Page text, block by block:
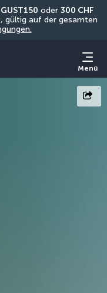
oder 300 CHF
, gültig auf der gesamten
Menü